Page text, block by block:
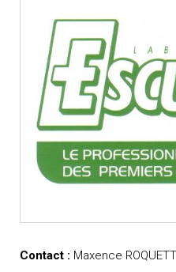
Contact : Maxence